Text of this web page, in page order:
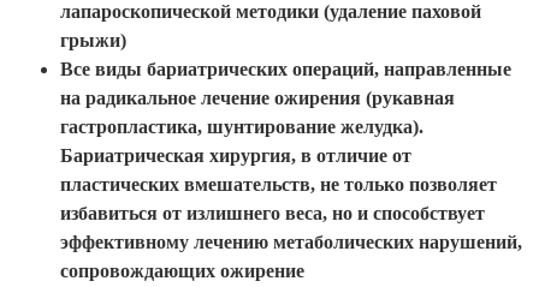
лапароскопической методики (удаление паховой
грыжи)
Все виды бариатрических операций, направленные
на радикальное лечение ожирения (рукавная
гастропластика, шунтирование желудка).
Бариатрическая хирургия, в отличие от
пластических вмешательств, не только позволяет
избавиться от излишнего веса, но и способствует
эффективному лечению метаболических нарушений,
сопровождающих ожирение